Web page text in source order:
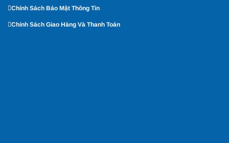
Chính Sách Bảo Mật Thông Tin
Chính Sách Giao Hàng Và Thanh Toán